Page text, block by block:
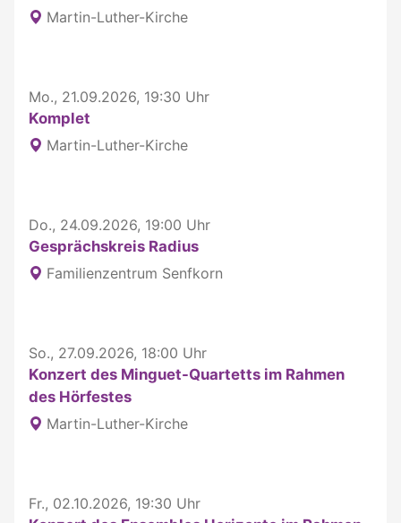
Martin-Luther-Kirche
Mo., 21.09.2026, 19:30 Uhr
Komplet
Martin-Luther-Kirche
Do., 24.09.2026, 19:00 Uhr
Gesprächskreis Radius
Familienzentrum Senfkorn
So., 27.09.2026, 18:00 Uhr
Konzert des Minguet-Quartetts im Rahmen
des Hörfestes
Martin-Luther-Kirche
Fr., 02.10.2026, 19:30 Uhr